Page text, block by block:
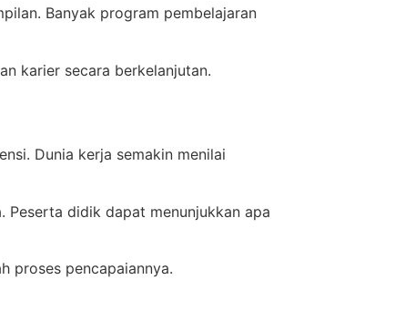
Banyak program pembelajaran
karier secara berkelanjutan.
Dunia kerja semakin menilai
didik dapat menunjukkan apa
proses pencapaiannya.